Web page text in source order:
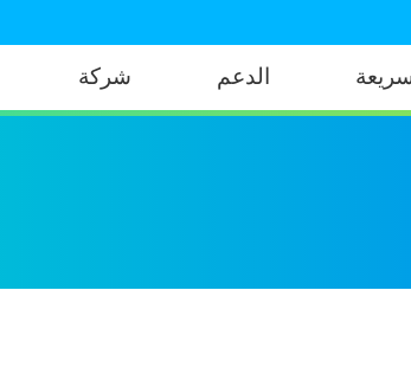
الدعم شركة